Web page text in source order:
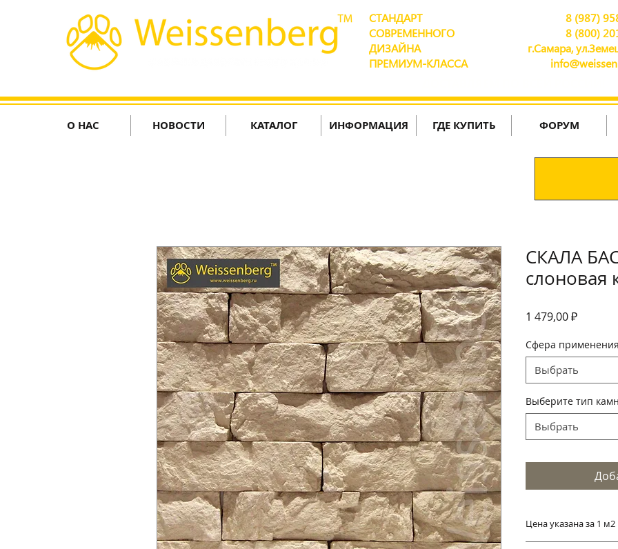
СТАНДАРТ
СОВРЕМЕННОГО
ДИЗАЙНА
ПРЕМИУМ-КЛАССА
8 (987)
8 (800)
г.Самара,
О НАС НОВОСТИ КАТАЛОГ ИНФОРМАЦИЯ ГДЕ КУПИТЬ ФОРУМ
СКАЛА
слоновая
1 479,00 ₽Цена
Сфера применения
Выбрать
Выберите тип
Выбрать
Цена указана за 1 м2